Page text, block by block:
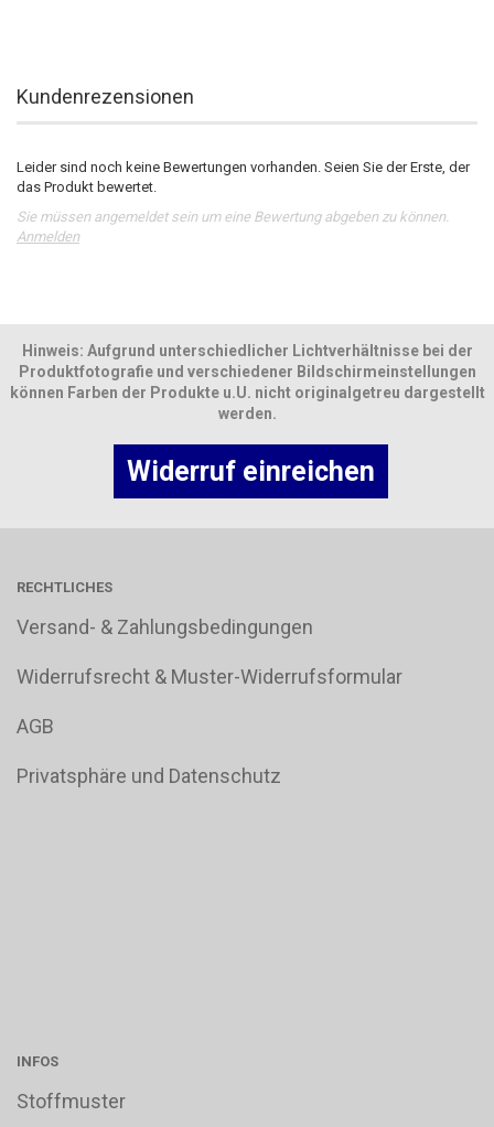
Kundenrezensionen
Leider sind noch keine Bewertungen vorhanden. Seien Sie der Erste, der
das Produkt bewertet.
Sie müssen angemeldet sein um eine Bewertung abgeben zu können.
Anmelden
Hinweis: Aufgrund unterschiedlicher Lichtverhältnisse bei der
Produktfotografie und verschiedener Bildschirmeinstellungen
können Farben der Produkte u.U. nicht originalgetreu dargestellt
werden.
Widerruf einreichen
RECHTLICHES
Versand- & Zahlungsbedingungen
Widerrufsrecht & Muster-Widerrufsformular
AGB
Privatsphäre und Datenschutz
INFOS
Stoffmuster